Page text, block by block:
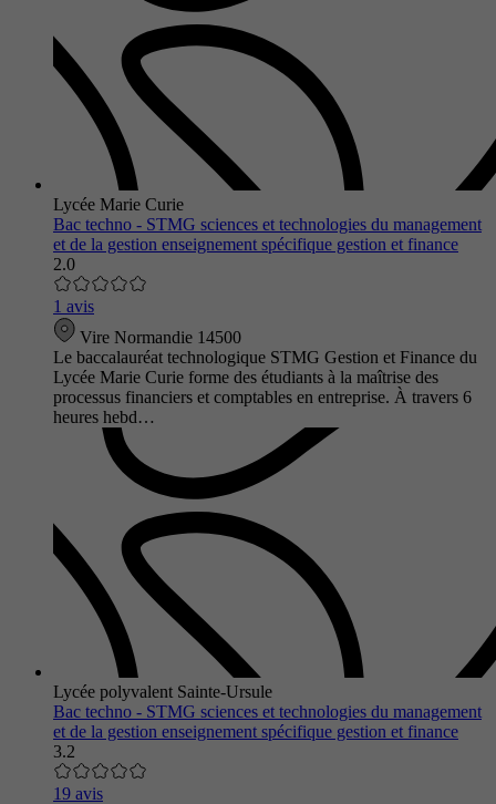
Lycée Marie Curie
Bac techno - STMG sciences et technologies du management
et de la gestion enseignement spécifique gestion et finance
2.0
1 avis
Vire Normandie 14500
Le baccalauréat technologique STMG Gestion et Finance du
Lycée Marie Curie forme des étudiants à la maîtrise des
processus financiers et comptables en entreprise. À travers 6
heures hebd…
Lycée polyvalent Sainte-Ursule
Bac techno - STMG sciences et technologies du management
et de la gestion enseignement spécifique gestion et finance
3.2
19 avis